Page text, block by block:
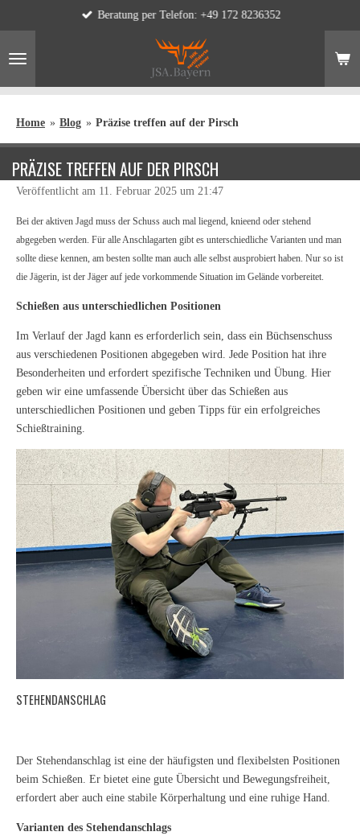
Hauptinhalt
springen
Beratung per Telefon: +49 172 8236352
Home » Blog » Präzise treffen auf der Pirsch
PRÄZISE TREFFEN AUF DER PIRSCH
Veröffentlicht am 11. Februar 2025 um 21:47
Bei der aktiven Jagd muss der Schuss auch mal liegend, knieend oder stehend
abgegeben werden. Für alle Anschlagarten gibt es unterschiedliche Varianten und man
sollte diese kennen, am besten sollte man auch alle selbst ausprobiert haben. Nur so ist
die Jägerin, ist der Jäger auf jede vorkommende Situation im Gelände vorbereitet.
Schießen aus unterschiedlichen Positionen
Im Verlauf der Jagd kann es erforderlich sein, dass ein Büchsenschuss
aus verschiedenen Positionen abgegeben wird. Jede Position hat ihre
Besonderheiten und erfordert spezifische Techniken und Übung. Hier
geben wir eine umfassende Übersicht über das Schießen aus
unterschiedlichen Positionen und geben Tipps für ein erfolgreiches
Schießtraining.
STEHENDANSCHLAG
Der Stehendanschlag ist eine der häufigsten und flexibelsten Positionen
beim Schießen. Er bietet eine gute Übersicht und Bewegungsfreiheit,
erfordert aber auch eine stabile Körperhaltung und eine ruhige Hand.
Varianten des Stehendanschlags